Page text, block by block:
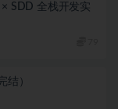
× SDD 全栈开发实
结）